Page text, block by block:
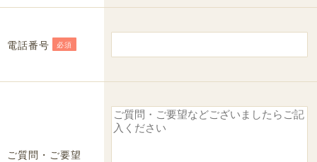
電話番号 必須
ご質問・ご要望